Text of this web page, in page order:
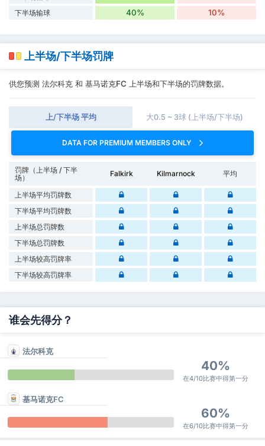
下半场输球 40% 10%
上半场/下半场罚牌
供您预测 法尔科克 和 基马诺克FC 上半场和下半场的罚牌数据。
上/下半场 平均 大0.5 ~ 3球 (上半场/下半场)
DATA FOR PREMIUM MEMBERS ONLY
罚牌（上半场 / 下半
场）
Falkirk Kilmarnock 平均
上半场平均罚牌数
下半场平均罚牌数
上半场总罚牌数
下半场总罚牌数
上半场较高罚牌率
下半场较高罚牌率
谁会先得分？
法尔科克
40%
在4/10比赛中得第一分
基马诺克FC
60%
在6/10比赛中得第一分